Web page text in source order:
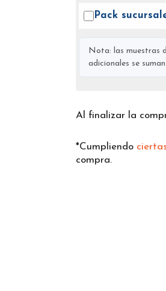
Pack
Nota: las muestras
adicionales se
Al finalizar la
*Cumpliendo
compra.